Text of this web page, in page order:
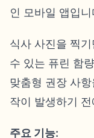
인 모바일 앱입니
식사 사진을 찍
수 있는 퓨린 함
맞춤형 권장 사
작이 발생하기
주요 기능: